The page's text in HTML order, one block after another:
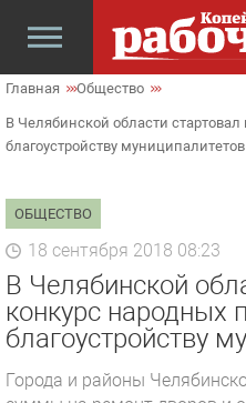
Главная Общество
В Челябинской области
благоустройству муниципалитетов
ОБЩЕСТВО
18 сентября 2018 08:23
В Челябинской
конкурс народных
благоустройству
Города и районы